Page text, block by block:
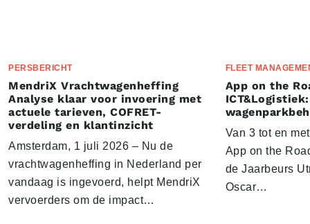
PERSBERICHT
MendriX Vrachtwagenheffing
Analyse klaar voor invoering met
actuele tarieven, COFRET-
verdeling en klantinzicht
Amsterdam, 1 juli 2026 – Nu de
vrachtwagenheffing in Nederland per
vandaag is ingevoerd, helpt MendriX
vervoerders om de impact…
FLEET
App on the
Van 3 tot en
App on the
de Jaarbeurs
Oscar…